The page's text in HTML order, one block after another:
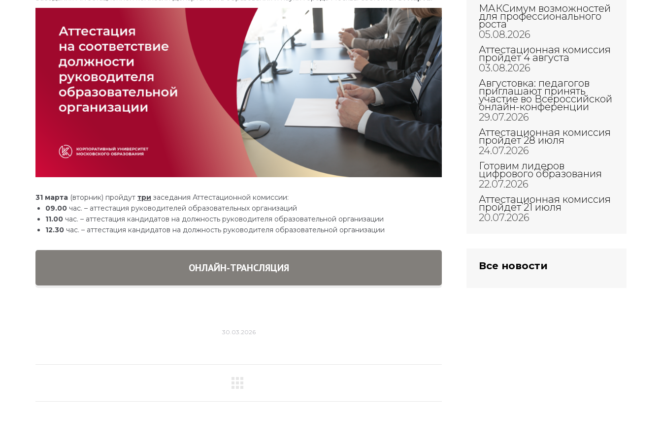
31 марта (вторник) пройдут три заседания Аттестационной комиссии:
09.00 час. – аттестация руководителей образовательных организаций
11.00 час. – аттестация кандидатов на должность руководителя образовательной организации
12.30 час. – аттестация кандидатов на должность руководителя образовательной организации
ОНЛАЙН-ТРАНСЛЯЦИЯ
30.03.2026
Навигация
МАКСимум возможностей
для профессионального
роста
05.08.2026
Аттестационная комиссия
пройдёт 4 августа
03.08.2026
Августовка: педагогов
приглашают принять
участие во Всероссийской
онлайн-конференции
29.07.2026
Аттестационная комиссия
пройдёт 28 июля
24.07.2026
Готовим лидеров
цифрового образования
22.07.2026
Аттестационная комиссия
пройдёт 21 июля
20.07.2026
Все новости